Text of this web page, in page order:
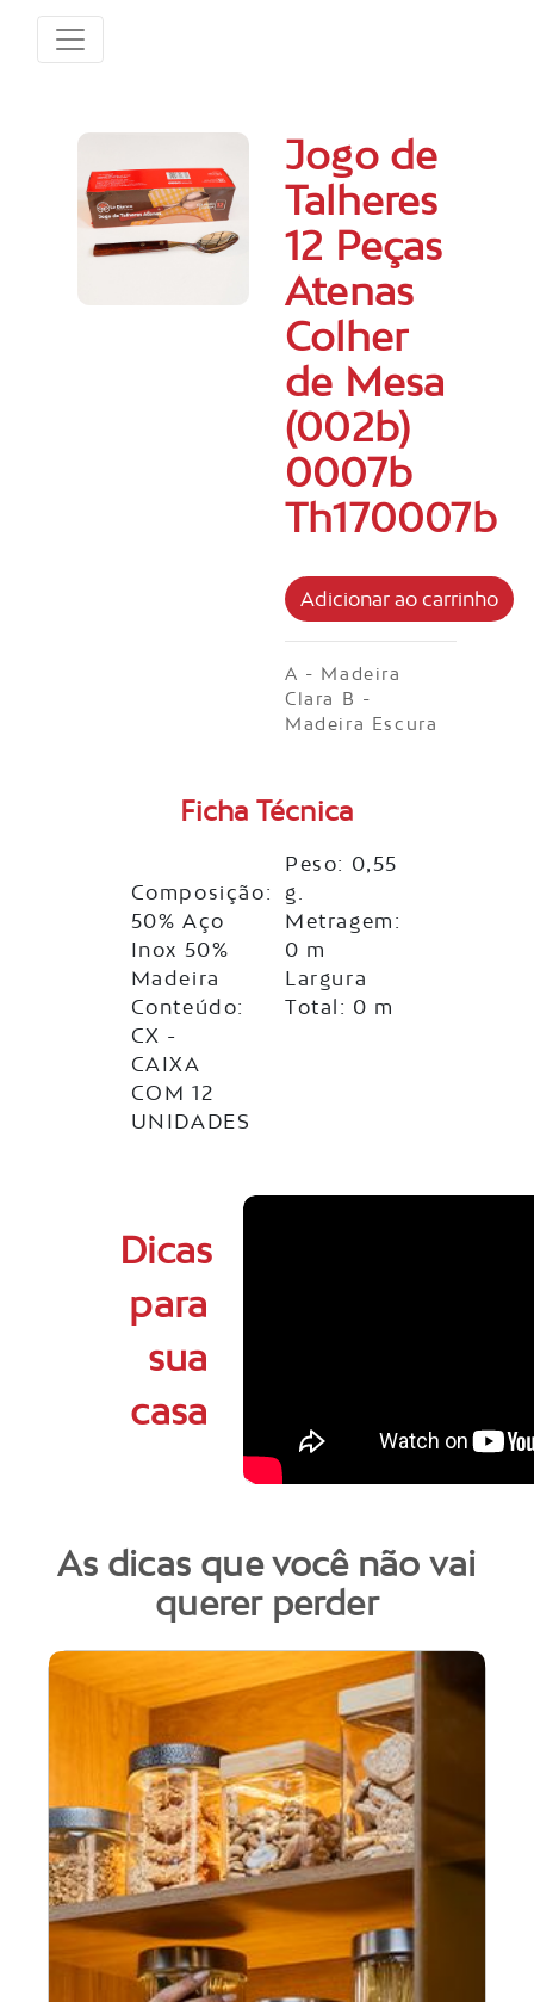
Jogo de
Talheres
12 Peças
Atenas
Colher
de Mesa
(002b)
0007b
Th170007b
A - Madeira
Clara B -
Madeira Escura
Ficha Técnica
Composição:
50% Aço
Inox 50%
Madeira
Conteúdo:
CX -
CAIXA
COM 12
UNIDADES
Peso: 0,55
g.
Metragem:
0 m
Largura
Total: 0 m
Dicas
para
sua
casa
As dicas que você não vai
querer perder